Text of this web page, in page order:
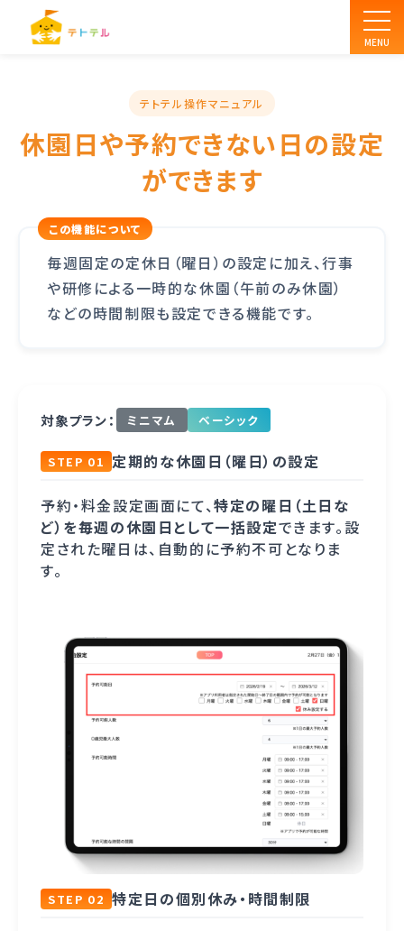
MENU
テトテル操作マニュアル
休園日や予約できない日の設定
ができます
毎週固定の定休日（曜日）の設定に加え、行事
や研修による一時的な休園（午前のみ休園）
などの時間制限も設定できる機能です。
対象プラン： ミニマム ベーシック
STEP 01 定期的な休園日（曜日）の設定
予約・料金設定画面にて、特定の曜日（土日な
ど）を毎週の休園日として一括設定できます。設
定された曜日は、自動的に予約不可となりま
す。
STEP 02 特定日の個別休み・時間制限